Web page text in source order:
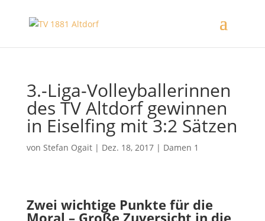
3.-Liga-Volleyballerinnen
des TV Altdorf gewinnen
in Eiselfing mit 3:2 Sätzen
von Stefan Ogait| Dez. 18, 2017| Damen 1
Zwei wichtige Punkte für die
Moral – Große Zuversicht in die